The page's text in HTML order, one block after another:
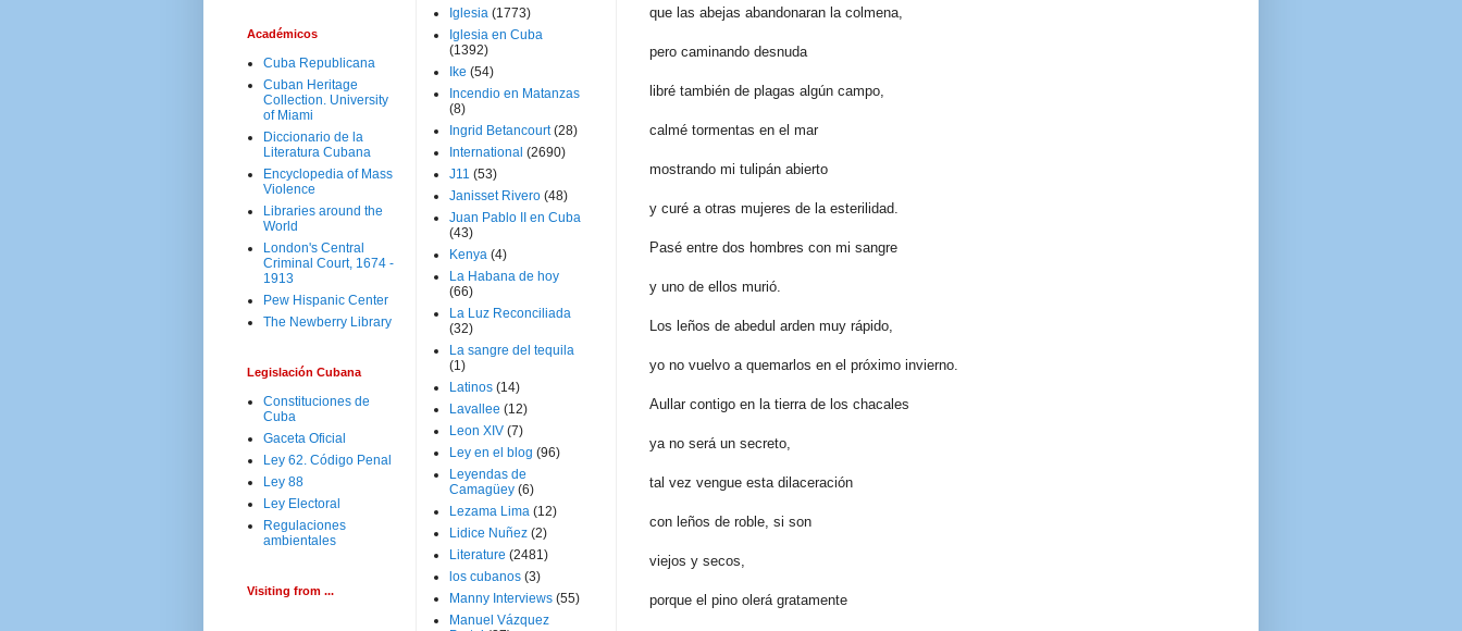
que las abejas abandonaran la colmena,
pero caminando desnuda
libré también de plagas algún campo,
calmé tormentas en el mar
mostrando mi tulipán abierto
y curé a otras mujeres de la esterilidad.
Pasé entre dos hombres con mi sangre
y uno de ellos murió.
Los leños de abedul arden muy rápido,
yo no vuelvo a quemarlos en el próximo invierno.
Aullar contigo en la tierra de los chacales
ya no será un secreto,
tal vez vengue esta dilaceración
con leños de roble, si son
viejos y secos,
porque el pino olerá gratamente
Académicos
Cuba Republicana
Cuban Heritage
Collection. University
of Miami
Diccionario de la
Literatura Cubana
Encyclopedia of Mass
Violence
Libraries around the
World
London's Central
Criminal Court, 1674 -
1913
Pew Hispanic Center
The Newberry Library
Legislación Cubana
Constituciones de
Cuba
Gaceta Oficial
Ley 62. Código Penal
Ley 88
Ley Electoral
Regulaciones
ambientales
Visiting from ...
Iglesia (1773)
Iglesia en Cuba
(1392)
Ike (54)
Incendio en Matanzas
(8)
Ingrid Betancourt (28)
International (2690)
J11 (53)
Janisset Rivero (48)
Juan Pablo II en Cuba
(43)
Kenya (4)
La Habana de hoy
(66)
La Luz Reconciliada
(32)
La sangre del tequila
(1)
Latinos (14)
Lavallee (12)
Leon XIV (7)
Ley en el blog (96)
Leyendas de
Camagüey (6)
Lezama Lima (12)
Lidice Nuñez (2)
Literature (2481)
los cubanos (3)
Manny Interviews (55)
Manuel Vázquez